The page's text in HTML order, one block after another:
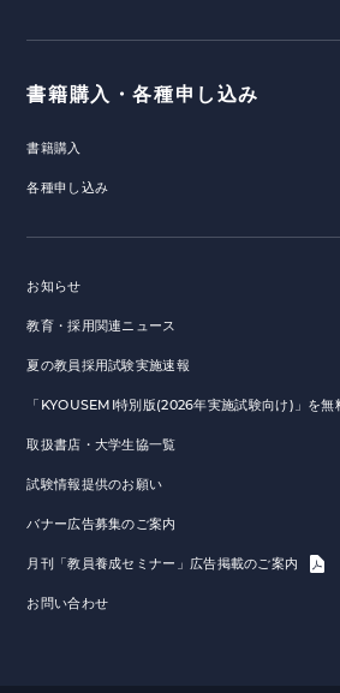
書籍購入・各種申し込み
書籍購入
各種申し込み
お知らせ
教育・採用関連ニュース
夏の教員採用試験実施速報
「KYOUSEMI特別版(2026年実施試験向け)」を無
取扱書店・大学生協一覧
試験情報提供のお願い
バナー広告募集のご案内
月刊「教員養成セミナー」広告掲載のご案内
お問い合わせ